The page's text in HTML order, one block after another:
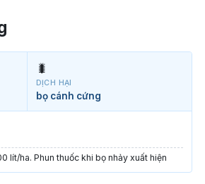
🐛
DỊCH HẠI
bọ cánh cứng
lít/ha. Phun thuốc khi bọ nhảy xuất hiện